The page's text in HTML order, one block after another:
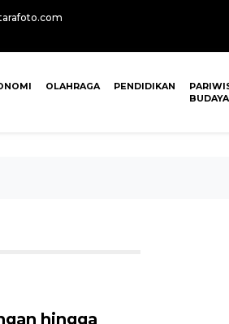
OLAHRAGA PENDIDIKAN
BUDAYA
hingga